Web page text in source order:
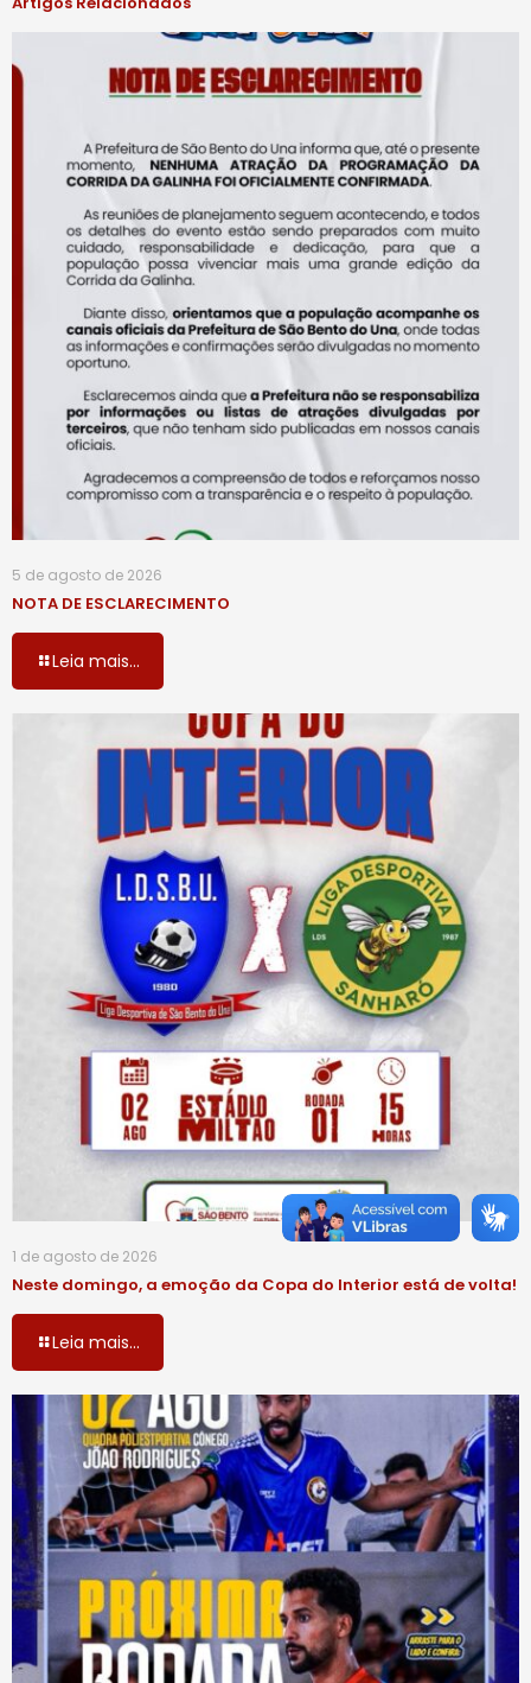
5 de agosto de 2026
NOTA DE ESCLARECIMENTO
Leia mais...
1 de agosto de 2026
Neste domingo, a emoção da Copa do Interior está de volta!
Leia mais...